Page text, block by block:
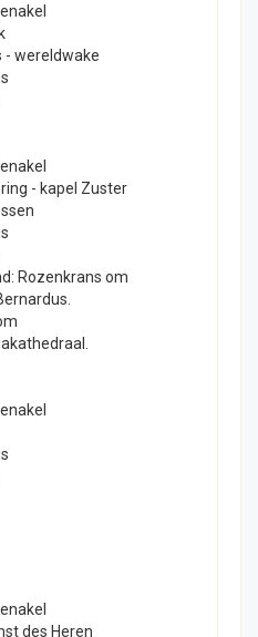
van Kerstmis: Een
drie leeftijden: Koning
- wereldwake
- kapel Zuster
Rozenkrans om
des Heren